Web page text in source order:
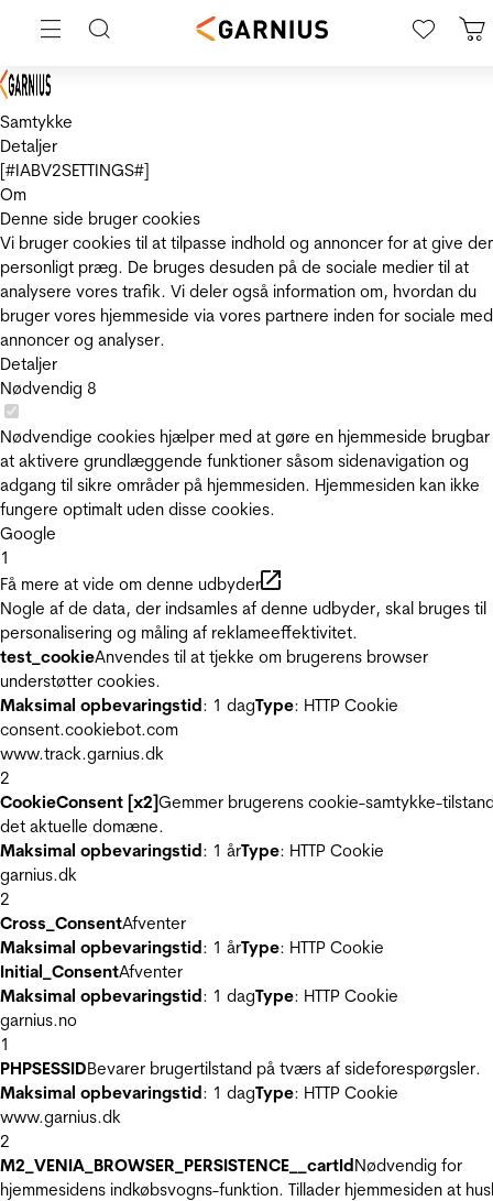
Samtykke
Detaljer
[#IABV2SETTINGS#]
Om
Denne side bruger cookies
Vi bruger cookies til at tilpasse indhold og annoncer for at give
personligt præg. De bruges desuden på de sociale medier til at
analysere vores trafik. Vi deler også information om, hvordan du
bruger vores hjemmeside via vores partnere inden for sociale
annoncer og analyser.
Detaljer
Nødvendig 8
Nødvendige cookies hjælper med at gøre en hjemmeside
at aktivere grundlæggende funktioner såsom sidenavigation og
adgang til sikre områder på hjemmesiden. Hjemmesiden kan ikke
fungere optimalt uden disse cookies.
Google
1
Få mere at vide om denne udbyder
Nogle af de data, der indsamles af denne udbyder, skal bruges til
personalisering og måling af reklameeffektivitet.
test_cookieAnvendes til at tjekke om brugerens browser
understøtter cookies.
Maksimal opbevaringstid: 1 dagType: HTTP Cookie
consent.cookiebot.com
www.track.garnius.dk
2
CookieConsent [x2]Gemmer brugerens cookie-samtykke-
det aktuelle domæne.
Maksimal opbevaringstid: 1 årType: HTTP Cookie
garnius.dk
2
Cross_ConsentAfventer
Maksimal opbevaringstid: 1 årType: HTTP Cookie
Initial_ConsentAfventer
Maksimal opbevaringstid: 1 dagType: HTTP Cookie
garnius.no
1
PHPSESSIDBevarer brugertilstand på tværs af sideforespørgsler.
Maksimal opbevaringstid: 1 dagType: HTTP Cookie
www.garnius.dk
2
M2_VENIA_BROWSER_PERSISTENCE__cartIdNødvendig for
hjemmesidens indkøbsvogns-funktion. Tillader hjemmesiden at